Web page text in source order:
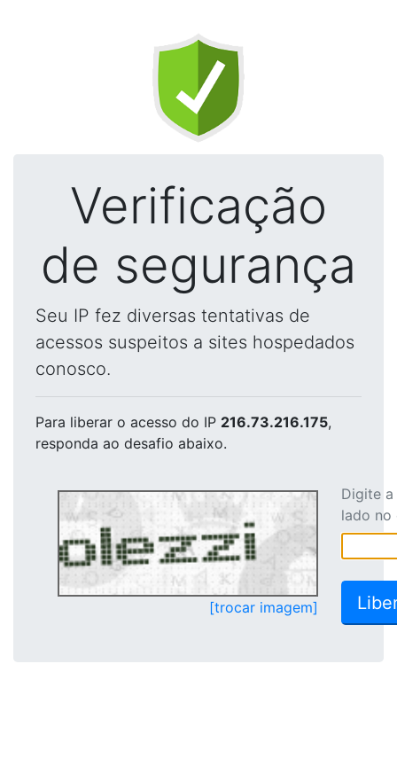
Verificação
de segurança
Seu IP fez diversas tentativas de
acessos suspeitos a sites hospedados
conosco.
Para liberar o acesso do IP 216.73.216.175,
responda ao desafio abaixo.
[trocar imagem]
Digite
lado no